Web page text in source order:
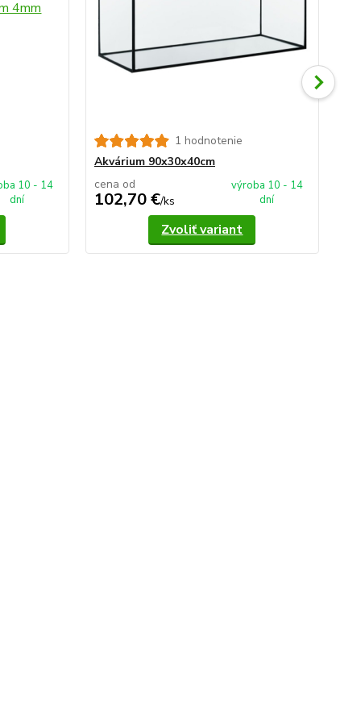
10 - 14
dní
1 hodnotenie
Akvárium 90x30x40cm
cena od
102,70 €/ks
výroba 10 - 14
dní
Zvoliť variant